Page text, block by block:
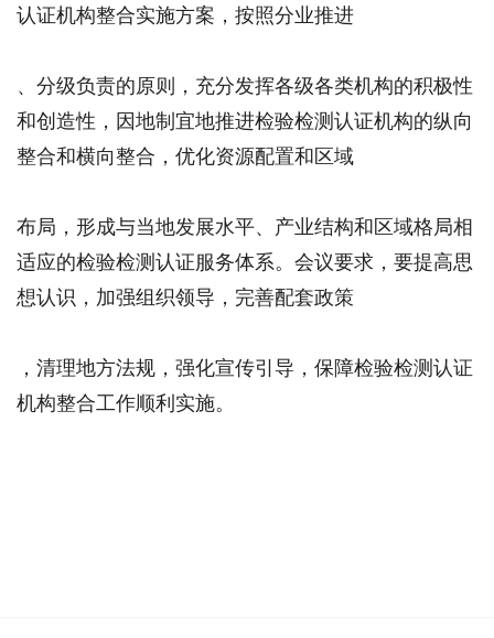
认证机构整合实施方案，按照分业推进
、分级负责的原则，充分发挥各级各类机构的积极性
和创造性，因地制宜地推进检验检测认证机构的纵向
整合和横向整合，优化资源配置和区域
布局，形成与当地发展水平、产业结构和区域格局相
适应的检验检测认证服务体系。会议要求，要提高思
想认识，加强组织领导，完善配套政策
，清理地方法规，强化宣传引导，保障检验检测认证
机构整合工作顺利实施。